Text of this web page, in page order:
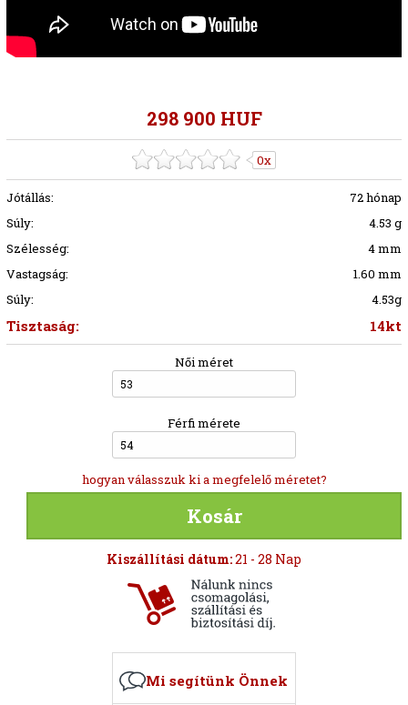
298 900 HUF
0x
Jótállás:
72 hónap
Súly:
4.53 g
Szélesség:
4 mm
Vastagság:
1.60 mm
Súly:
4.53g
Tisztaság: 14kt
Női méret
53
Férfi mérete
54
hogyan válasszuk ki a megfelelő méretet?
Kosár
Kiszállítási dátum:21 - 28 Nap
Mi segítünk Önnek